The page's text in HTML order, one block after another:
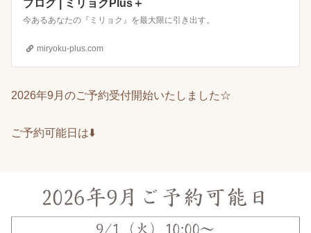
ブログ | ミリョクPlus＋
今あるあなたの『ミリョク』を最大限に引き出す。
miryoku-plus.com
2026年9月のご予約受付開始いたしました☆
ご予約可能日は⬇️